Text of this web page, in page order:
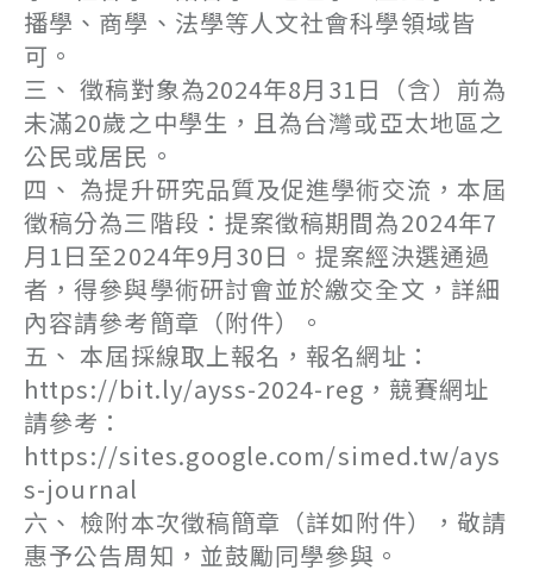
播學、商學、法學等人文社會科學領域皆
可。
三、 徵稿對象為2024年8月31日（含）前為
未滿20歲之中學生，且為台灣或亞太地區之
公民或居民。
四、 為提升研究品質及促進學術交流，本屆
徵稿分為三階段：提案徵稿期間為2024年7
月1日至2024年9月30日。提案經決選通過
者，得參與學術研討會並於繳交全文，詳細
內容請參考簡章（附件）。
五、 本屆採線取上報名，報名網址：
https://bit.ly/ayss-2024-reg，競賽網址
請參考：
https://sites.google.com/simed.tw/ays
s-journal
六、 檢附本次徵稿簡章（詳如附件），敬請
惠予公告周知，並鼓勵同學參與。